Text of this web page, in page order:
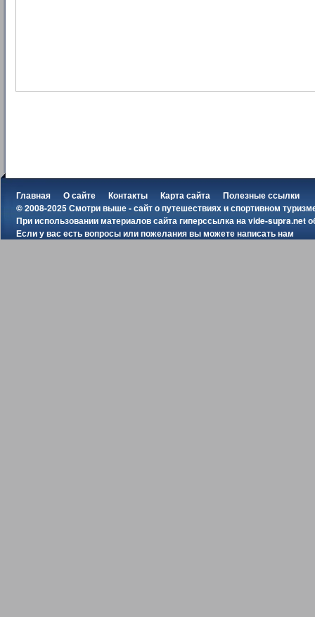
Главная О сайте Контакты Карта сайта
Полезные ссылки
© 2008-2025 Смотри выше - сайт о путешествиях и спортивном
При использовании материалов сайта гиперссылка наvide-supra.net
Если у вас есть вопросы или пожелания вы можетенаписать нам